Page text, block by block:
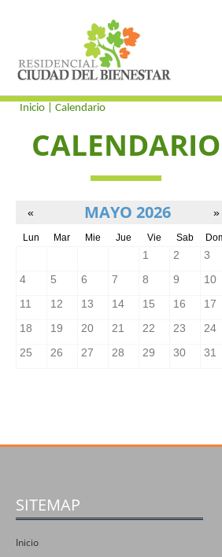
Inicio | Calendario
CALENDARIO
SITEMAP
Inicio